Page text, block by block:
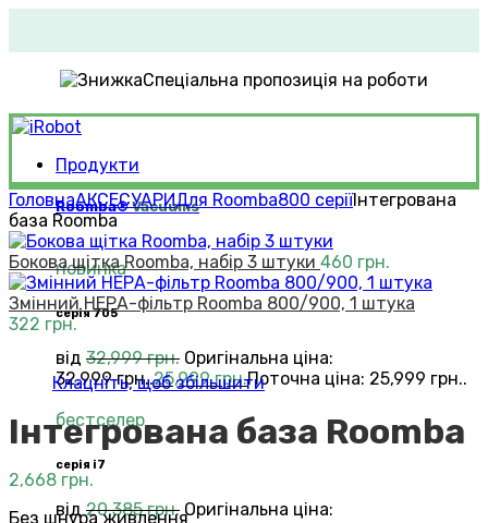
Спеціальна пропозиція на роботи
Продукти
Roomba®Vacuums
новинка
серія 705
від 32,999грн. Оригінальна ціна:
32,999 грн..25,999грн.Поточна ціна: 25,999 грн..
бестселер
серія i7
від20,385грн. Оригінальна ціна:
ГоловнаАКСЕСУАРИДля Roomba800 серіїІнтегрована
база Roomba
Бокова щітка Roomba, набір 3 штуки 460 грн.
Змінний НЕРА-фільтр Roomba 800/900, 1 штука
322 грн.
Клацніть, щоб збільшити
Інтегрована база Roomba
2,668 грн.
Без шнура живлення